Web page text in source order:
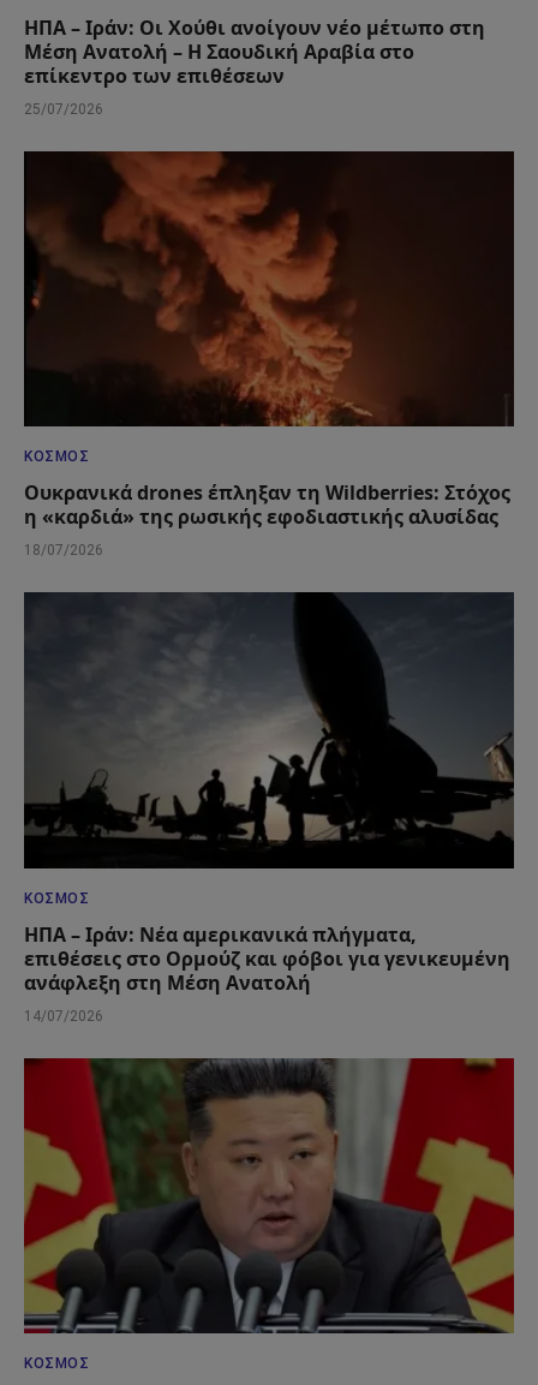
ΗΠΑ – Ιράν: Οι Χούθι ανοίγουν νέο μέτωπο στη
Μέση Ανατολή – Η Σαουδική Αραβία στο
επίκεντρο των επιθέσεων
25/07/2026
ΚΌΣΜΟΣ
Ουκρανικά drones έπληξαν τη Wildberries: Στόχος
η «καρδιά» της ρωσικής εφοδιαστικής αλυσίδας
18/07/2026
ΚΌΣΜΟΣ
ΗΠΑ – Ιράν: Νέα αμερικανικά πλήγματα,
επιθέσεις στο Ορμούζ και φόβοι για γενικευμένη
ανάφλεξη στη Μέση Ανατολή
14/07/2026
ΚΌΣΜΟΣ